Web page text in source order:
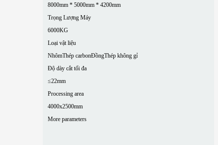
8000mm * 5000mm * 4200mm
Trọng Lượng Máy
6000KG
Loại vật liệu
NhômThép carbonĐồngThép không gỉ
Độ dày cắt tối đa
≤22mm
Processing area
4000x2500mm
More parameters